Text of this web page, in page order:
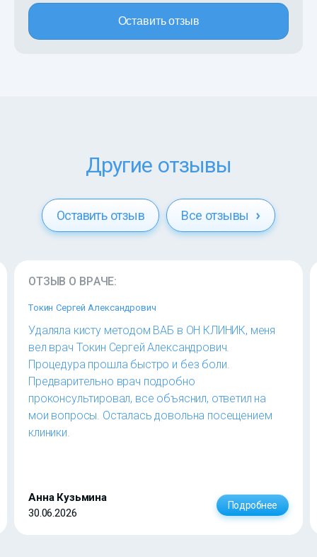
Оставить отзыв
Другие отзывы
Оставить отзыв Все отзывы
ОТЗЫВ О ВРАЧЕ:
Токин Сергей Александрович
Удаляла кисту методом ВАБ в ОН КЛИНИК, меня
вел врач Токин Сергей Александрович.
Процедура прошла быстро и без боли.
Предварительно врач подробно
проконсультировал, все объяснил, ответил на
мои вопросы. Осталась довольна посещением
клиники.
Анна Кузьмина
30.06.2026
Подробнее